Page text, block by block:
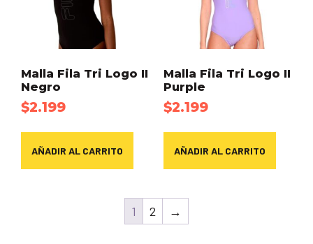
Malla Fila Tri Logo II
Negro
$2.199
AÑADIR AL CARRITO
Malla Fila Tri Logo II
Purple
$2.199
AÑADIR AL CARRITO
1 2 →